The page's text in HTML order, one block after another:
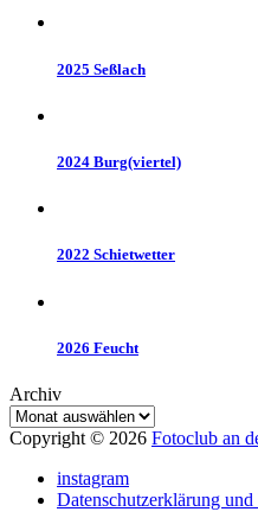
2025 Seßlach
2024 Burg(viertel)
2022 Schietwetter
2026 Feucht
Archiv
Copyright © 2026 Fotoclub an
instagram
Datenschutzerklärung und